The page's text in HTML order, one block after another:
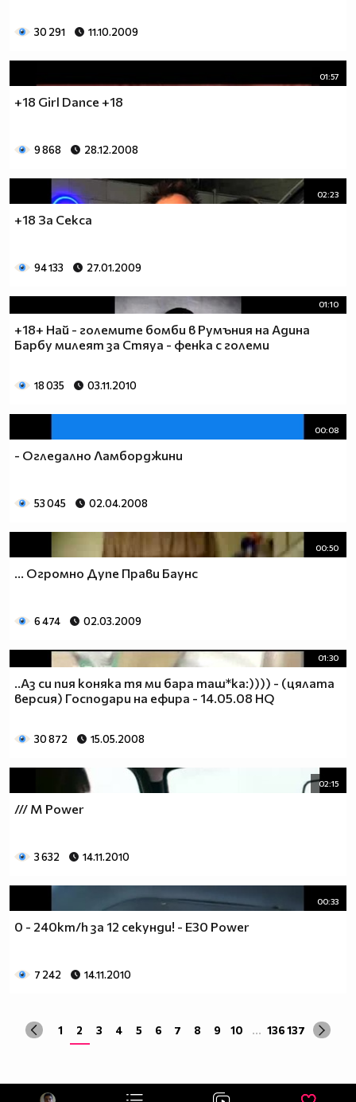
30 291 11.10.2009
01:57
+18 Girl Dance +18
9 868 28.12.2008
02:23
+18 За Сексa
94 133 27.01.2009
01:10
+18+ Най - големите бомби в Румъния на Адина
Барбу милеят за Стяуа - фенка с големи
18 035 03.11.2010
00:08
- Огледално Ламборджини
53 045 02.04.2008
00:50
... Огромно Дупе Прави Баунс
6 474 02.03.2009
01:30
..Аз си пия коняка тя ми бара таш*ка:)))) - (цялата
версия) Господари на ефира - 14.05.08 HQ
30 872 15.05.2008
02:15
/// M Power
3 632 14.11.2010
00:33
0 - 240km/h за 12 секунди! - E30 Power
7 242 14.11.2010
1 2 3 4 5 6 7 8 9 10 ... 136137